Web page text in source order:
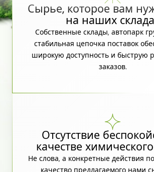
Сырье, которое вам
на наших
Собственные склады, автопарк
стабильная цепочка поставок
широкую доступность и быструю
заказов.
Отсутствие
качестве
Не слова, а конкретные действия
качество предлагаемого нами